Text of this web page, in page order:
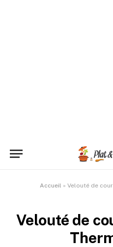
Accueil » Velouté de
Velouté de